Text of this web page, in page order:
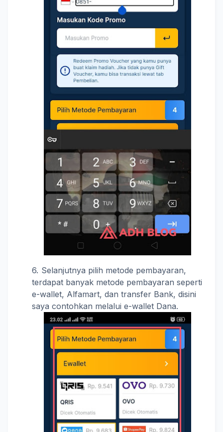
Selanjutnya pilih metode pembayaran,
terdapat banyak metode pembayaran seperti
e-wallet, Alfamart, dan transfer Bank, disini
saya contohkan melalui e-wallet Dana.